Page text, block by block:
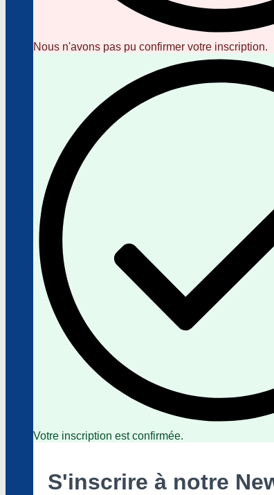
Nous n'avons pas pu confirmer votre inscription.
Votre inscription est confirmée.
S'inscrire à notre